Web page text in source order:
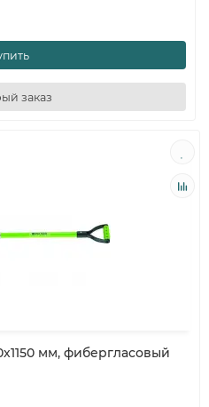
заказ
мм, фибергласовый